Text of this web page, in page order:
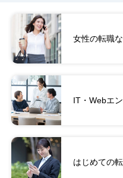
女性の転職
IT・Webエ
はじめての